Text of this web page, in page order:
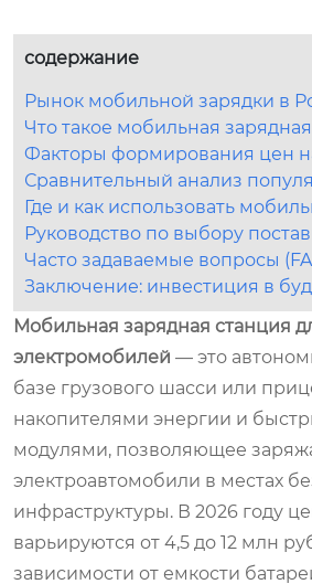
содержание
Рынок мобильной зарядки в
Что такое мобильная
Факторы формирования цен
Сравнительный анализ
Где и как использовать
Руководство по выбору
Часто задаваемые вопросы
Заключение: инвестиция в
Мобильная зарядная станция
электромобилей — это
базе грузового шасси или
накопителями энергии и
модулями, позволяющее
электроавтомобили в местах
инфраструктуры. В 2026 году
варьируются от 4,5 до 12 млн
зависимости от емкости